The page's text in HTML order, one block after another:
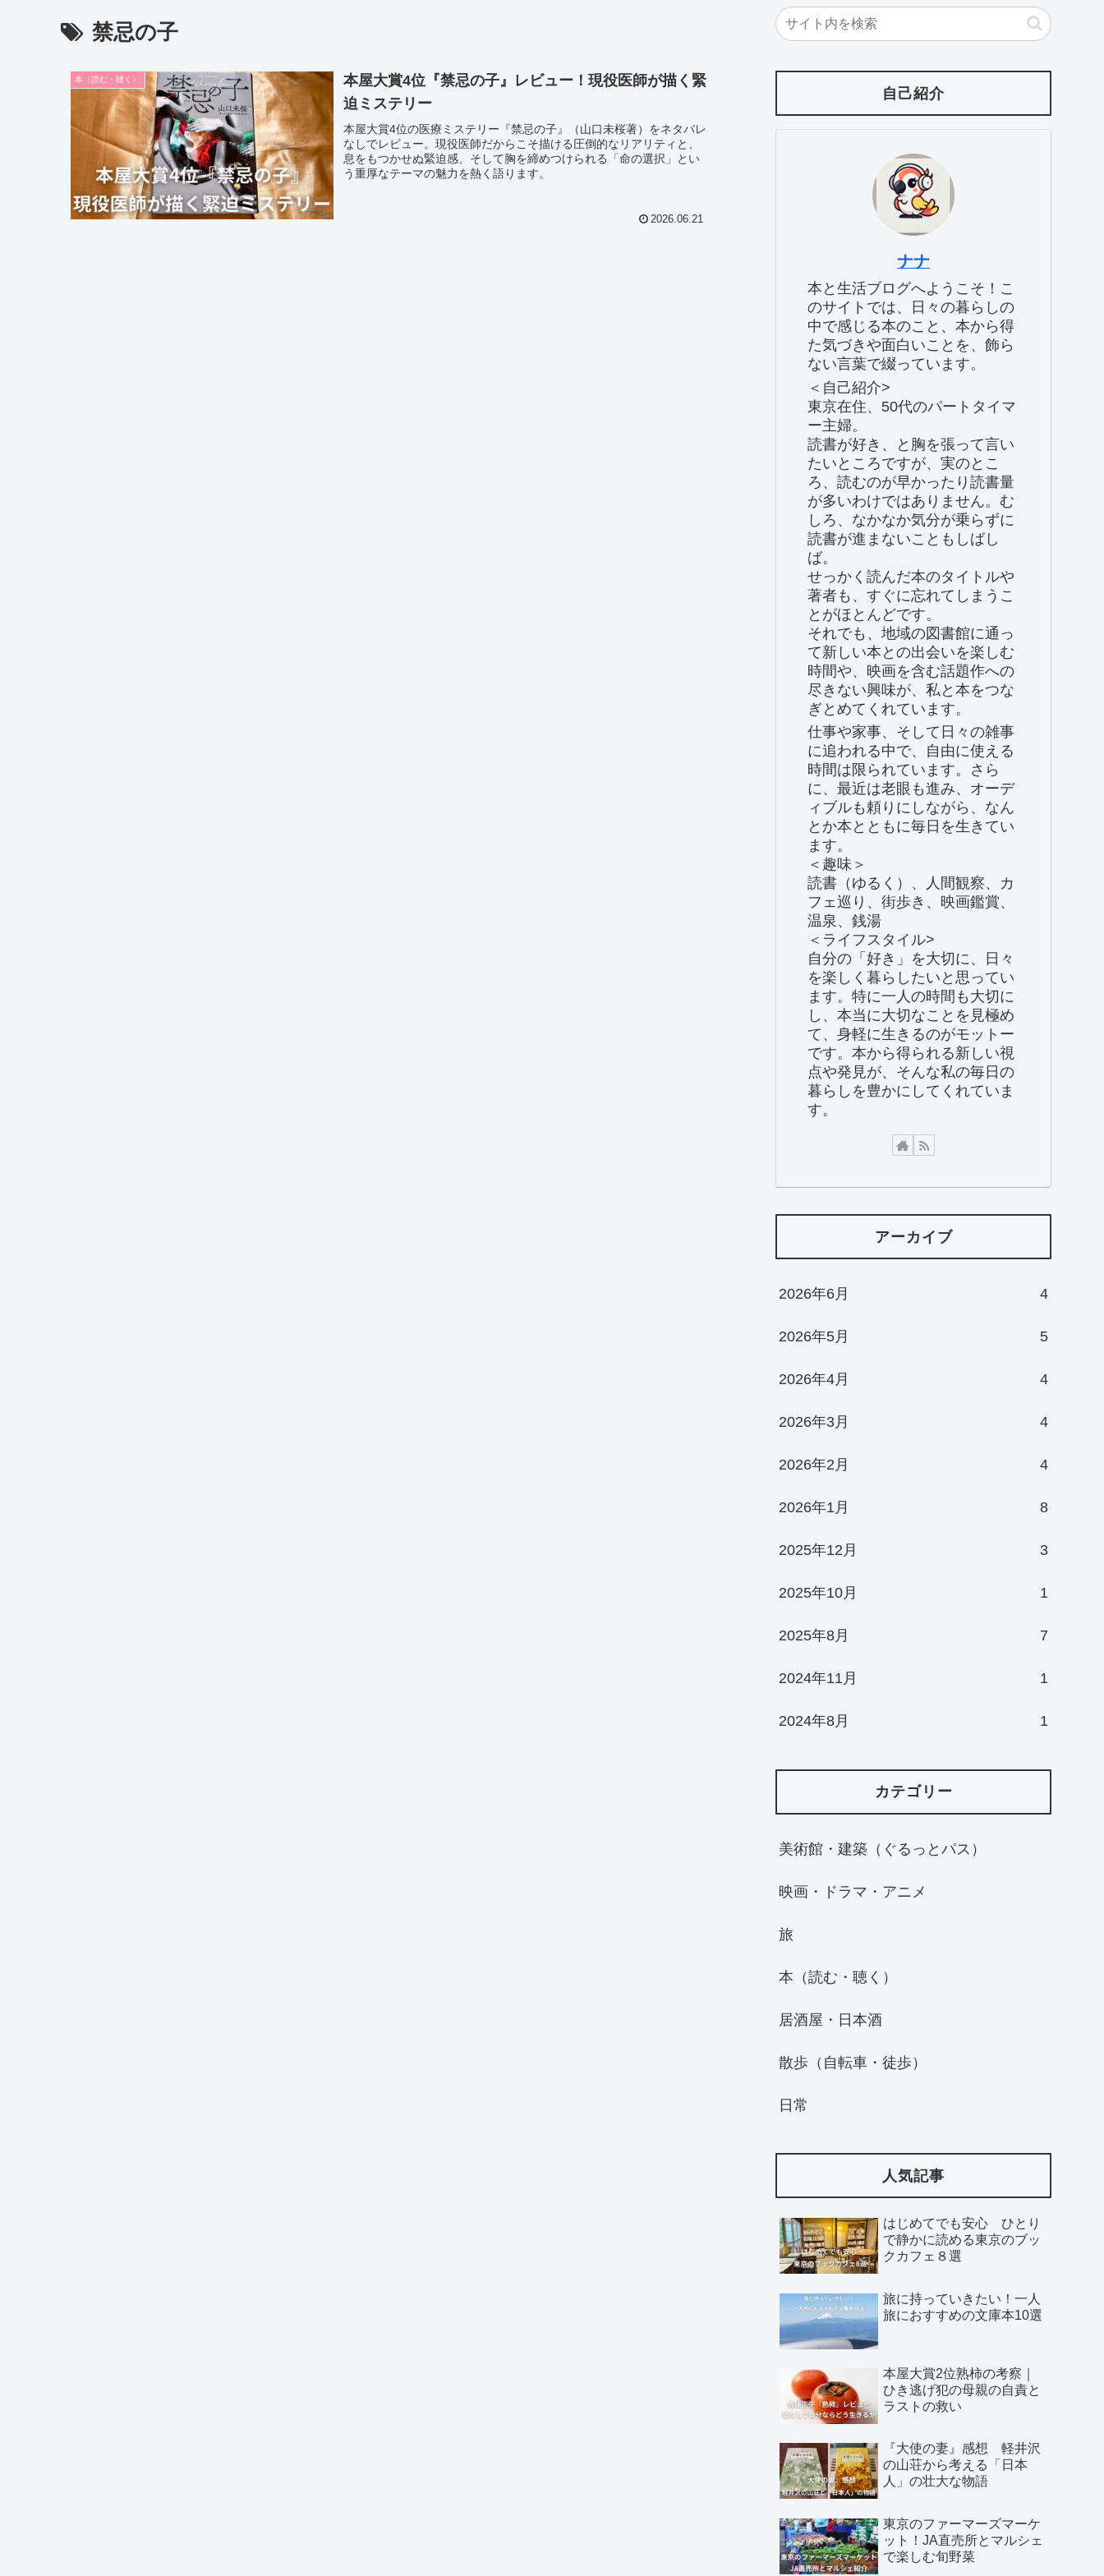
禁忌の子
本（読む・聴く）
本屋大賞4位『禁忌の子』レビュー！現役医師が描く緊
迫ミステリー
本屋大賞4位の医療ミステリー『禁忌の子』（山口未桜著）をネタバレ
なしでレビュー。現役医師だからこそ描ける圧倒的なリアリティと、
息をもつかせぬ緊迫感、そして胸を締めつけられる「命の選択」とい
う重厚なテーマの魅力を熱く語ります。
2026.06.21
自己紹介
ナナ
本と生活ブログへようこそ！こ
のサイトでは、日々の暮らしの
中で感じる本のこと、本から得
た気づきや面白いことを、飾ら
ない言葉で綴っています。
＜自己紹介>
東京在住、50代のパートタイマ
ー主婦。
読書が好き、と胸を張って言い
たいところですが、実のとこ
ろ、読むのが早かったり読書量
が多いわけではありません。む
しろ、なかなか気分が乗らずに
読書が進まないこともしばし
ば。
せっかく読んだ本のタイトルや
著者も、すぐに忘れてしまうこ
とがほとんどです。
それでも、地域の図書館に通っ
て新しい本との出会いを楽しむ
時間や、映画を含む話題作への
尽きない興味が、私と本をつな
ぎとめてくれています。
仕事や家事、そして日々の雑事
に追われる中で、自由に使える
時間は限られています。さら
に、最近は老眼も進み、オーデ
ィブルも頼りにしながら、なん
とか本とともに毎日を生きてい
ます。
＜趣味＞
読書（ゆるく）、人間観察、カ
フェ巡り、街歩き、映画鑑賞、
温泉、銭湯
＜ライフスタイル>
自分の「好き」を大切に、日々
を楽しく暮らしたいと思ってい
ます。特に一人の時間も大切に
し、本当に大切なことを見極め
て、身軽に生きるのがモットー
です。本から得られる新しい視
点や発見が、そんな私の毎日の
暮らしを豊かにしてくれていま
す。
アーカイブ
2026年6月 4
2026年5月 5
2026年4月 4
2026年3月 4
2026年2月 4
2026年1月 8
2025年12月 3
2025年10月 1
2025年8月 7
2024年11月 1
2024年8月 1
カテゴリー
美術館・建築（ぐるっとパス）
映画・ドラマ・アニメ
旅
本（読む・聴く）
居酒屋・日本酒
散歩（自転車・徒歩）
日常
人気記事
はじめてでも安心 ひとり
で静かに読める東京のブッ
クカフェ８選
旅に持っていきたい！一人
旅におすすめの文庫本10選
本屋大賞2位熟柿の考察｜
ひき逃げ犯の母親の自責と
ラストの救い
『大使の妻』感想 軽井沢
の山荘から考える「日本
人」の壮大な物語
東京のファーマーズマーケ
ット！JA直売所とマルシェ
で楽しむ旬野菜